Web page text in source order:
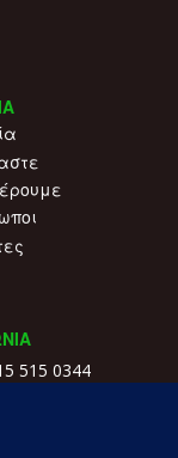
515 0344